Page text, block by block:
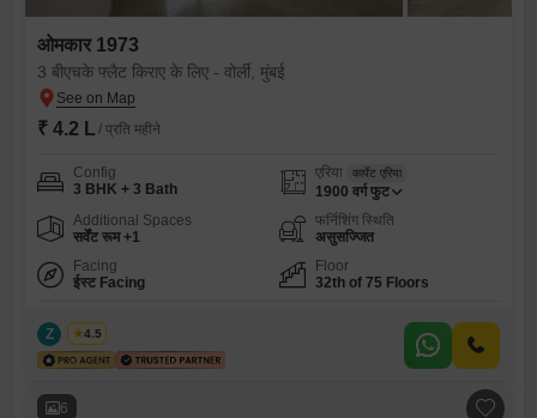
ओमकार 1973
3 बीएचके फ्लैट किराए के लिए - वोर्ली, मुंबई
₹ 4.2 L / प्रति महीने
Config
3 BHK + 3 Bath
एरिया कार्पेट एरिया
1900 वर्ग फुट
Additional Spaces
सर्वेंट रूम +1
फर्निशिंग स्थिति
असुसज्जित
Facing
ईस्ट Facing
Floor
32th of 75 Floors
Z Zeltro
4.5
6